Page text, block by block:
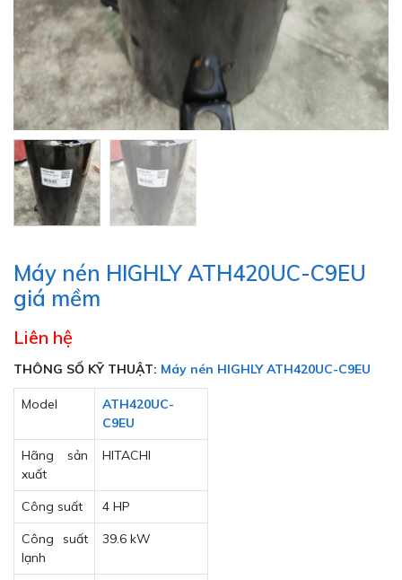
Máy nén HIGHLY ATH420UC-C9EU
giá mềm
Liên hệ
THÔNG SỐ KỸ THUẬT: Máy nén HIGHLY ATH420UC-C9EU
Model
ATH420UC-
C9EU
Hãng sản
xuất
HITACHI
Công suất
4 HP
Công suất
lạnh
39.6 kW